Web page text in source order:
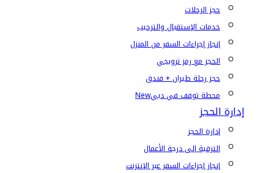
حجز الرحلات
خدمات الإستقبال والترحيب
إنجاز إجراءات السفر من المنزل
الحجز مع رمز ترويجي
حجز رحلة طيران + فندق
محطة توقف في دبيNew
إدارة الحجز
إدارة الحجز
الترقية إلى درجة الأعمال
إنجاز إجراءات السفر عبر الإنترنت